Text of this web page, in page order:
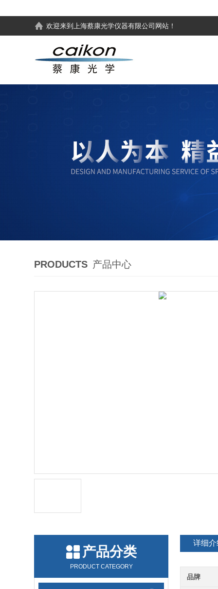
欢迎来到 上海蔡康光学仪器有限公司 网站！
PRODUCTS 产品中心
产品分类
PRODUCT CATEGORY
详细介
品牌